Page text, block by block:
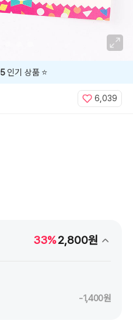
5인기 상품 ⭐️
6,039
33%2,800원
-1,400원